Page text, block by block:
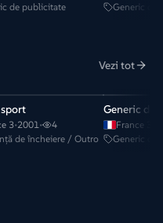
de publicitate
Generic de
Vezi tot
3•2001•
4
de încheiere / Outro
Generic de
France 3
Generic de